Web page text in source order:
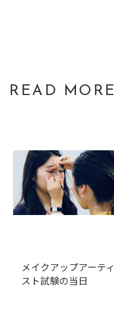
READ MORE
メイクアップアーティ
スト試験の当日